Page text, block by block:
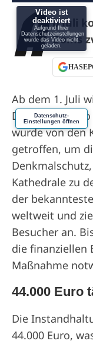
Video ist
deaktiviert
Aufgrund Ihrer
Datenschutzeinstellungen
wurde das Video nicht
geladen.
Datenschutz-
Einstellungen öffnen
A
b Juli
Doms
Ab dem 1. Juli
Dom zwölf
wurde von den
getroffen, um
Kathedrale zu
der
weltweit und
Besucher an.
die finanziellen
Maßnahme
44.000 Euro
Die
44.000 Euro,